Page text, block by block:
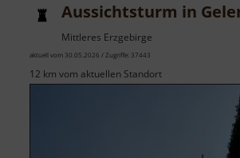
Aussichtsturm in
Mittleres Erzgebirge
aktuell vom 30.05.2026 / Zugriffe: 37443
12 km vom aktuellen Standort